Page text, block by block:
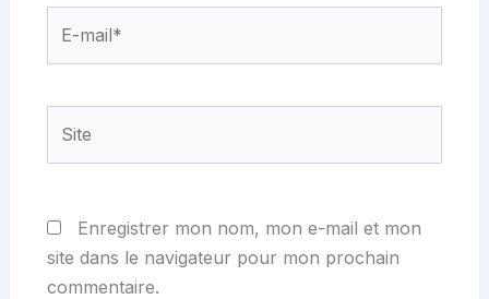
mail*
Enregistrer mon nom, mon e-mail et mon
site dans le navigateur pour mon prochain
commentaire.